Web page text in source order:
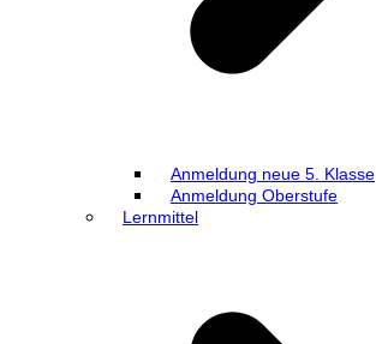
Anmeldung neue 5. Klasse
Anmeldung Oberstufe
Lernmittel